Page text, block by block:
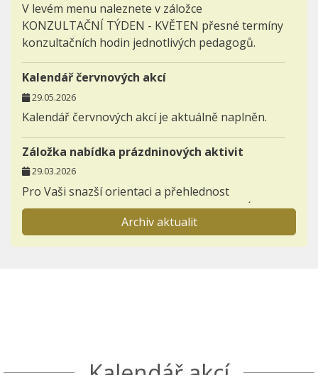
V levém menu naleznete v záložce
KONZULTAČNÍ TÝDEN - KVĚTEN přesné termíny
konzultačních hodin jednotlivých pedagogů.
Kalendář červnových akcí
29.05.2026
Kalendář červnových akcí je aktuálně naplněn.
Záložka nabídka prázdninových aktivit
29.03.2026
Pro Vaši snazší orientaci a přehlednost
zakládáme novou záložku AKTIVITY - NABÍDKA
PRÁZDNINOVÝCH AKTIVIT.
Seznamte se s akcemi den otevřených dveří a
Archiv aktualit